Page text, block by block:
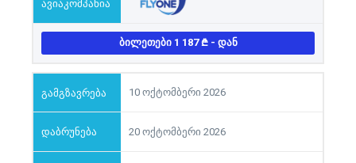
ᲑᲘᲚᲔᲗᲔᲑᲘ 1 187 - ᲓᲐᲜ
10 ოქტომბერი 2026
20 ოქტომბერი 2026